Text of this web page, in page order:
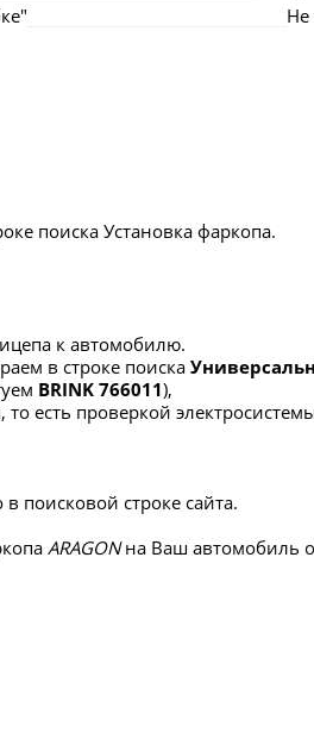
Не
поиска Установка фаркопа.
к автомобилю.
в строке поиска
BRINK 766011),
есть проверкой
поисковой строке сайта.
ARAGONна Ваш автомобиль